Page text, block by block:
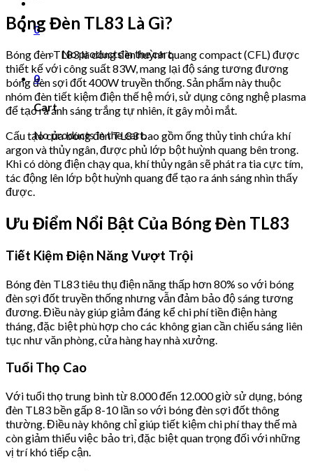
0
No products in the cart.
0
Cart
No products in the cart.
Bóng Đèn TL83 Là Gì?
Bóng đèn TL83 là dòng đèn huỳnh quang compact (CFL) được
thiết kế với công suất 83W, mang lại độ sáng tương đương
bóng đèn sợi đốt 400W truyền thống. Sản phẩm này thuộc
nhóm đèn tiết kiệm điện thế hệ mới, sử dụng công nghệ plasma
để tạo ra ánh sáng trắng tự nhiên, ít gây mỏi mắt.
Cấu tạo của bóng đèn TL83 bao gồm ống thủy tinh chứa khí
argon và thủy ngân, được phủ lớp bột huỳnh quang bên trong.
Khi có dòng điện chạy qua, khí thủy ngân sẽ phát ra tia cực tím,
tác động lên lớp bột huỳnh quang để tạo ra ánh sáng nhìn thấy
được.
Ưu Điểm Nổi Bật Của Bóng Đèn TL83
Tiết Kiệm Điện Năng Vượt Trội
Bóng đèn TL83 tiêu thụ điện năng thấp hơn 80% so với bóng
đèn sợi đốt truyền thống nhưng vẫn đảm bảo độ sáng tương
đương. Điều này giúp giảm đáng kể chi phí tiền điện hàng
tháng, đặc biệt phù hợp cho các không gian cần chiếu sáng liên
tục như văn phòng, cửa hàng hay nhà xưởng.
Tuổi Thọ Cao
Với tuổi thọ trung bình từ 8.000 đến 12.000 giờ sử dụng, bóng
đèn TL83 bền gấp 8-10 lần so với bóng đèn sợi đốt thông
thường. Điều này không chỉ giúp tiết kiệm chi phí thay thế mà
còn giảm thiểu việc bảo trì, đặc biệt quan trọng đối với những
vị trí khó tiếp cận.